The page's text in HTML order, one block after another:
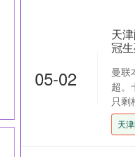
05-02
天
冠
曼联
超。
只剩
天